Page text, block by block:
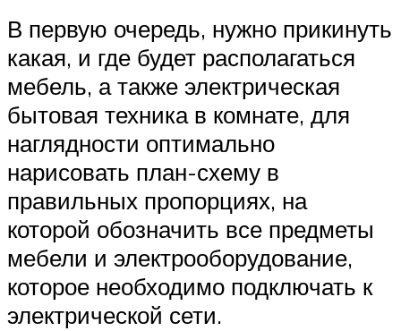
В первую очередь, нужно прикинуть
какая, и где будет располагаться
мебель, а также электрическая
бытовая техника в комнате, для
наглядности оптимально
нарисовать план-схему в
правильных пропорциях, на
которой обозначить все предметы
мебели и электрооборудование,
которое необходимо подключать к
электрической сети.